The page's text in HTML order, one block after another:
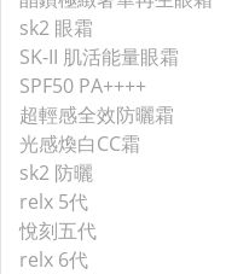
sk2 眼霜
SK-II 肌活能量眼霜
SPF50 PA++++
超輕感全效防曬霜
光感煥白CC霜
sk2 防曬
relx 5代
悅刻五代
relx 6代